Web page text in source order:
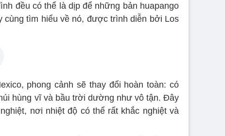
đều có thể là dịp để những bản huapango
cùng tìm hiểu về nó, được trình diễn bởi Los
phong cảnh sẽ thay đổi hoàn toàn: có
hùng vĩ và bầu trời dường như vô tận. Đây
nơi nhiệt độ có thể rất khắc nghiệt và